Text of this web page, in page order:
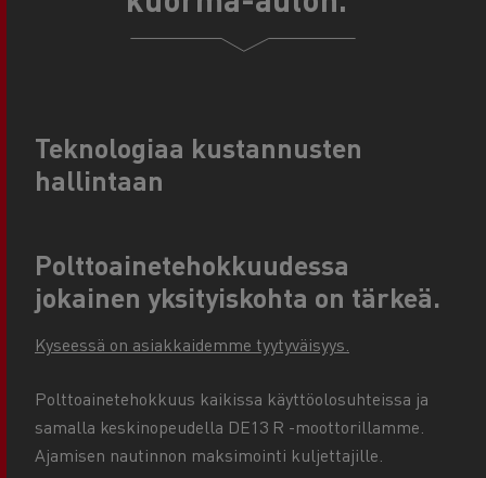
Teknologiaa kustannusten
hallintaan
Polttoainetehokkuudessa
jokainen yksityiskohta on tärkeä.
Kyseessä on asiakkaidemme tyytyväisyys.
Polttoainetehokkuus kaikissa käyttöolosuhteissa ja
samalla keskinopeudella DE13 R -moottorillamme.
Ajamisen nautinnon maksimointi kuljettajille.